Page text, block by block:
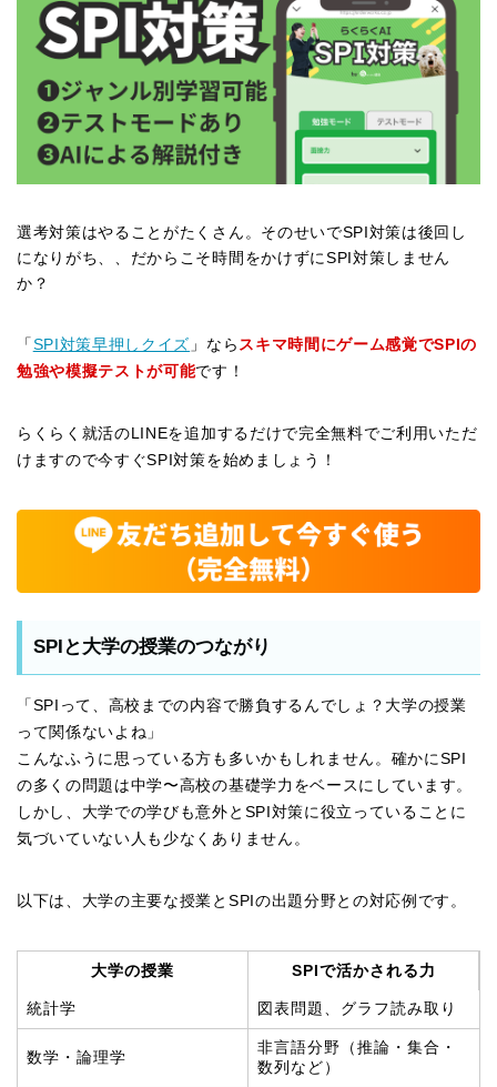
選考対策はやることがたくさん。そのせいでSPI対策は後回し
になりがち、、だからこそ時間をかけずにSPI対策しません
か？
「 SPI対策早押しクイズ 」なら スキマ時間にゲーム感覚でSPIの
勉強や模擬テストが可能です！
らくらく就活のLINEを追加するだけで完全無料でご利用いただ
けますので今すぐSPI対策を始めましょう！
SPIと大学の授業のつながり
「SPIって、高校までの内容で勝負するんでしょ？大学の授業
って関係ないよね」
こんなふうに思っている方も多いかもしれません。確かにSPI
の多くの問題は中学〜高校の基礎学力をベースにしています。
しかし、大学での学びも意外とSPI対策に役立っていることに
気づいていない人も少なくありません。
以下は、大学の主要な授業とSPIの出題分野との対応例です。
大学の授業 SPIで活かされる力
統計学 図表問題、グラフ読み取り
数学・論理学
非言語分野（推論・集合・
数列など）